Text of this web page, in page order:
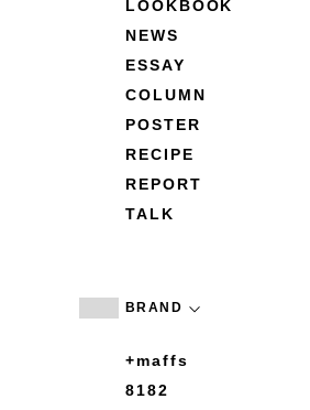
LOOKBOOK
NEWS
ESSAY
COLUMN
POSTER
RECIPE
REPORT
TALK
BRAND
+maffs
8182